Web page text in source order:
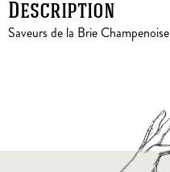
Description
Saveurs de la Brie Champenoise